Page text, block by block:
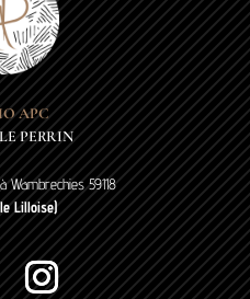
APC
PERRIN
59118
Lilloise)